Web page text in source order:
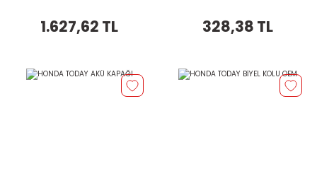
1.627,62 TL 328,38 TL